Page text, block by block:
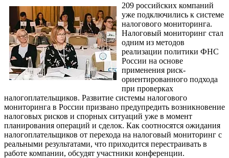
209 российских компаний
уже подключились к системе
налогового мониторинга.
Налоговый мониторинг стал
одним из методов
реализации политики ФНС
России на основе
применения риск-
ориентированного подхода
при проверках
налогоплательщиков. Развитие системы налогового
мониторинга в России призвано предупредить возникновение
налоговых рисков и спорных ситуаций уже в момент
планирования операций и сделок. Как соотносятся ожидания
налогоплательщиков от перехода на налоговый мониторинг с
реальными результатами, что приходится перестраивать в
работе компании, обсудят участники конференции.